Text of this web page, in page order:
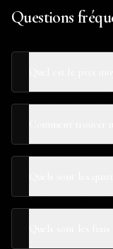
Questions